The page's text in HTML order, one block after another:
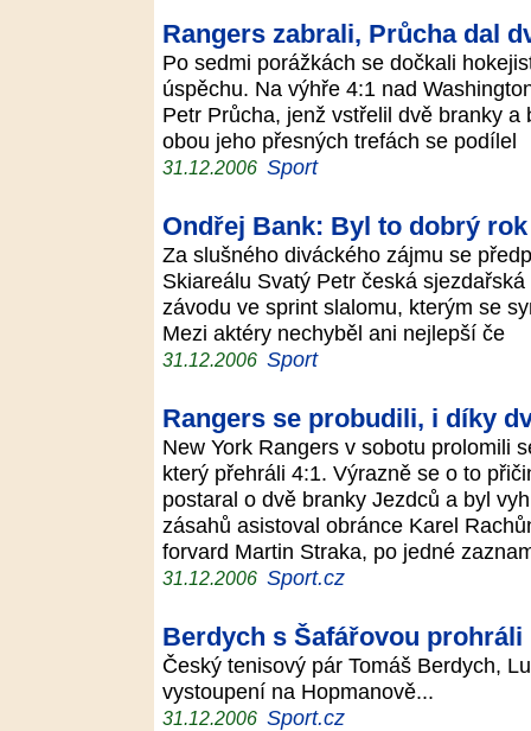
Rangers zabrali, Průcha dal
Po sedmi porážkách se dočkali
úspěchu. Na výhře 4:1 nad
Petr Průcha, jenž vstřelil dvě branky
obou jeho přesných trefách se podílel
31.12.2006 Sport
Ondřej Bank: Byl to dobrý rok
Za slušného diváckého zájmu se
Skiareálu Svatý Petr česká
závodu ve sprint slalomu, kterým se
Mezi aktéry nechyběl ani nejlepší če
31.12.2006 Sport
Rangers se probudili, i díky
New York Rangers v sobotu prolomili
který přehráli 4:1. Výrazně se o to
postaral o dvě branky Jezdců a byl
zásahů asistoval obránce Karel
forvard Martin Straka, po jedné
31.12.2006 Sport.cz
Berdych s Šafářovou
Český tenisový pár Tomáš Berdych,
vystoupení na Hopmanově...
31.12.2006 Sport.cz